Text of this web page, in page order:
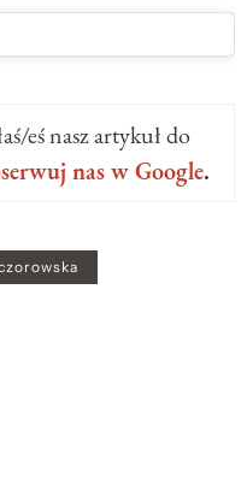
eś nasz artykuł do
nas w Google.